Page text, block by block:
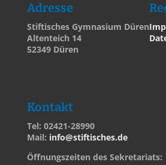
Adresse
Stiftisches Gymnasium Düren
Altenteich 14
52349 Düren
Kontakt
Tel: 02421-28990
Mail: info@stiftisches.de
Öffnungszeiten des Sekretariats: